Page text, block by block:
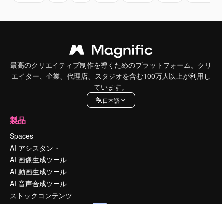
最高のクリエイティブ制作を導くためのプラットフォーム。クリ
エイター、企業、代理店、スタジオを含む100万人以上が利用し
ています。
日本語
製品
Spaces
AI アシスタント
AI 画像生成ツール
AI 動画生成ツール
AI 音声合成ツール
ストックコンテンツ